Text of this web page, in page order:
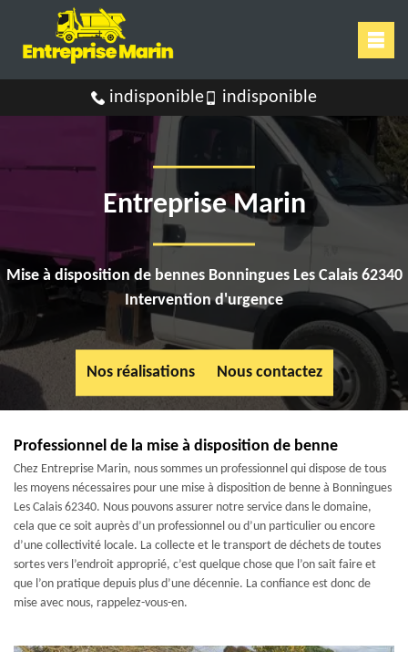
indisponible indisponible
Entreprise Marin
Mise à disposition de bennes Bonningues Les Calais 62340
Intervention d'urgence
Nos réalisations Nous contactez
Professionnel de la mise à disposition de benne
Chez Entreprise Marin, nous sommes un professionnel qui dispose de tous
les moyens nécessaires pour une mise à disposition de benne à Bonningues
Les Calais 62340. Nous pouvons assurer notre service dans le domaine,
cela que ce soit auprès d’un professionnel ou d’un particulier ou encore
d’une collectivité locale. La collecte et le transport de déchets de toutes
sortes vers l’endroit approprié, c’est quelque chose que l’on sait faire et
que l’on pratique depuis plus d’une décennie. La confiance est donc de
mise avec nous, rappelez-vous-en.